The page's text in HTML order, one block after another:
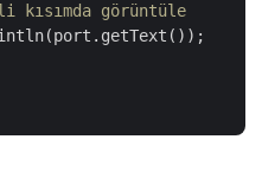
kısımda görüntüle